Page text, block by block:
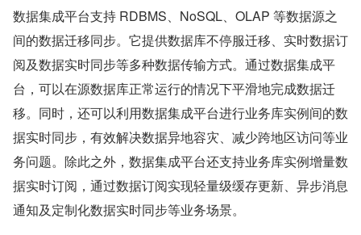
数据集成平台支持 RDBMS、NoSQL、OLAP 等数据源之
间的数据迁移同步。它提供数据库不停服迁移、实时数据订
阅及数据实时同步等多种数据传输方式。通过数据集成平
台，可以在源数据库正常运行的情况下平滑地完成数据迁
移。同时，还可以利用数据集成平台进行业务库实例间的数
据实时同步，有效解决数据异地容灾、减少跨地区访问等业
务问题。除此之外，数据集成平台还支持业务库实例增量数
据实时订阅，通过数据订阅实现轻量级缓存更新、异步消息
通知及定制化数据实时同步等业务场景。